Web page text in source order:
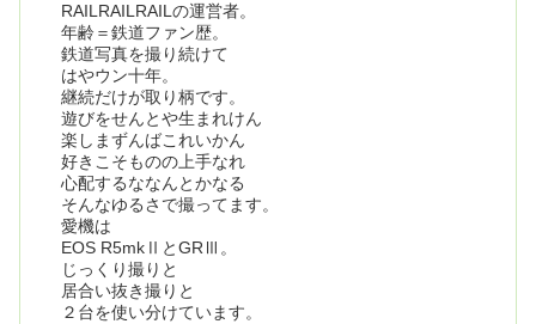
RAILRAILRAILの運営者。
年齢＝鉄道ファン歴。
鉄道写真を撮り続けて
はやウン十年。
継続だけが取り柄です。
遊びをせんとや生まれけん
楽しまずんばこれいかん
好きこそものの上手なれ
心配するななんとかなる
そんなゆるさで撮ってます。
愛機は
EOS R5mkⅡとGRⅢ。
じっくり撮りと
居合い抜き撮りと
２台を使い分けています。